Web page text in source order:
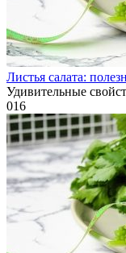
Листья салата:
Удивительные
016